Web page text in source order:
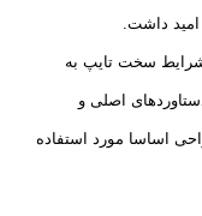
داشت.
شرایط سخت تایپ به
اصلی و
اساسا مورد استفاده